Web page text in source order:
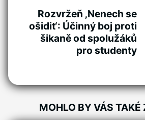
Rozvržeň ‚Nenech se
ošidit‘: Účinný boj proti
šikaně od spolužáků
pro studenty
MOHLO BY VÁS